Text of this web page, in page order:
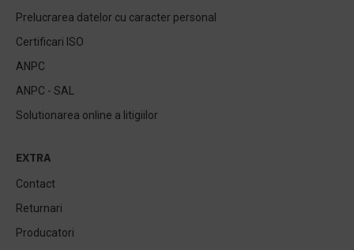
Prelucrarea datelor cu caracter personal
Certificari ISO
ANPC
ANPC - SAL
Solutionarea online a litigiilor
EXTRA
Contact
Returnari
Producatori